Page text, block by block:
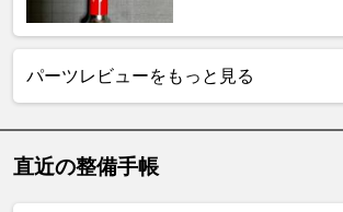
パーツレビューをもっと見る
直近の整備手帳